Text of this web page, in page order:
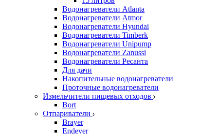
Водонагреватели Atlanta
Водонагреватели Atmor
Водонагреватели Hyundai
Водонагреватели Timberk
Водонагреватели Unipump
Водонагреватели Zanussi
Водонагреватели Ресанта
Для дачи
Накопительные водонагреватели
Проточные водонагреватели
Измельчители пищевых отходов
Bort
Отпариватели
Brayer
Endever